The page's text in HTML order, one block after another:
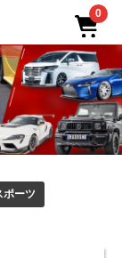
0
ポーツ